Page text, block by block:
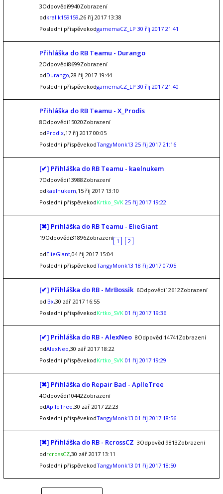
3Odpovědi9940Zobrazení
odkralik159159,26 říj 2017 13:38
Poslední příspěvekodgamemaCZ_LP 30 říj 2017 21:41
Přihláška do RB Teamu - Durango
2Odpovědi8699Zobrazení
odDurango,28 říj 2017 19:44
Poslední příspěvekodgamemaCZ_LP 30 říj 2017 21:40
Přihláška do RB Teamu - X_Prodis
8Odpovědi15020Zobrazení
odProdix,17 říj 2017 00:05
Poslední příspěvekodTangyMonk13 25 říj 2017 21:16
[✔] Přihláška do RB Teamu - kaelnukem
7Odpovědi13988Zobrazení
odkaelnukem,15 říj 2017 13:10
Poslední příspěvekodKrtko_SVK 25 říj 2017 19:22
[✖] Prihláška do RB Teamu - ElieGiant
19Odpovědi31896Zobrazení 1
2
odElieGiant,04 říj 2017 15:04
Poslední příspěvekodTangyMonk13 18 říj 2017 07:05
[✔] Přihláška do RB - MrBossik 6Odpovědi12612Zobrazení
odl3x,30 zář 2017 16:55
Poslední příspěvekodKrtko_SVK 01 říj 2017 19:36
[✔] Prihláška do RB - AlexNeo 8Odpovědi14741Zobrazení
odAlexNeo,30 zář 2017 18:22
Poslední příspěvekodKrtko_SVK 01 říj 2017 19:29
[✖] Přihláška do Repair Bad - AplleTree
4Odpovědi10442Zobrazení
odAplleTree,30 zář 2017 22:23
Poslední příspěvekodTangyMonk13 01 říj 2017 18:56
[✖] Přihláška do RB - RcrossCZ 3Odpovědi9813Zobrazení
odrcrossCZ,30 zář 2017 13:11
Poslední příspěvekodTangyMonk13 01 říj 2017 18:50